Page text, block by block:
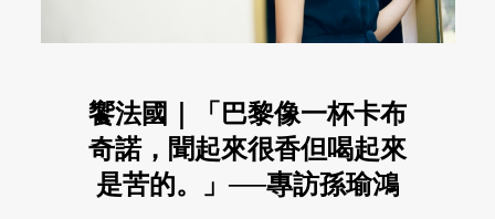
饗法國｜「巴黎像一杯卡布
奇諾，聞起來很香但喝起來
是苦的。」──專訪孫瑜鴻